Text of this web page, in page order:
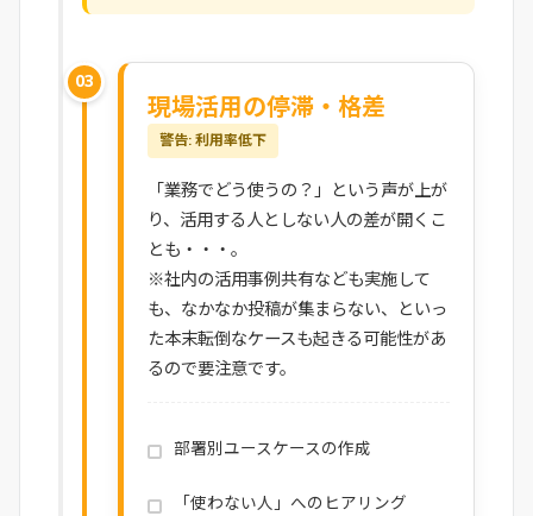
03
現場活用の停滞・格差
警告: 利用率低下
「業務でどう使うの？」という声が上が
り、活用する人としない人の差が開くこ
とも・・・。
※社内の活用事例共有なども実施して
も、なかなか投稿が集まらない、といっ
た本末転倒なケースも起きる可能性があ
るので要注意です。
部署別ユースケースの作成
「使わない人」へのヒアリング